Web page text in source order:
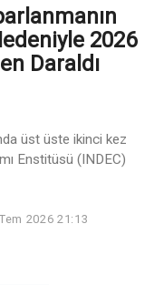
2026
Daraldı
üst üste ikinci kez
Enstitüsü (INDEC)
2026 21:13